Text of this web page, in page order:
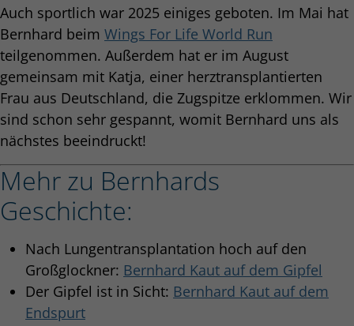
Auch sportlich war 2025 einiges geboten. Im Mai hat
Bernhard beim Wings For Life World Run
teilgenommen. Außerdem hat er im August
gemeinsam mit Katja, einer herztransplantierten
Frau aus Deutschland, die Zugspitze erklommen. Wir
sind schon sehr gespannt, womit Bernhard uns als
nächstes beeindruckt!
Mehr zu Bernhards
Geschichte:
Nach Lungentransplantation hoch auf den
Großglockner: Bernhard Kaut auf dem Gipfel
Der Gipfel ist in Sicht: Bernhard Kaut auf dem
Endspurt